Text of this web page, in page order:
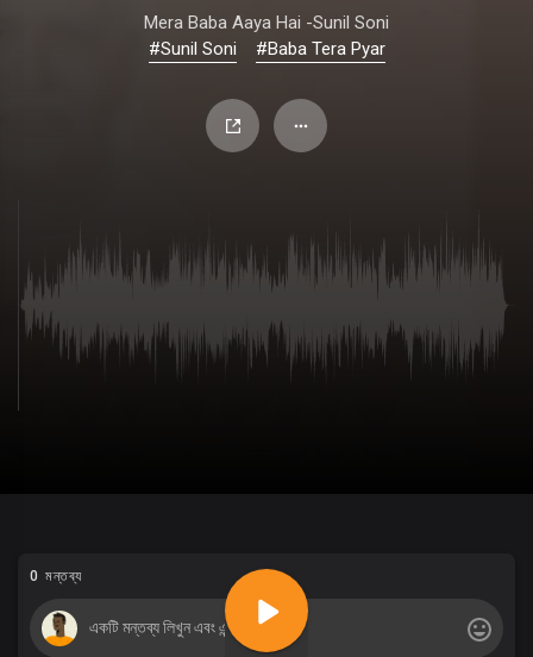
Mera Baba Aaya Hai -Sunil Soni
#Sunil Soni
#Baba Tera Pyar
0 মন্তব্য